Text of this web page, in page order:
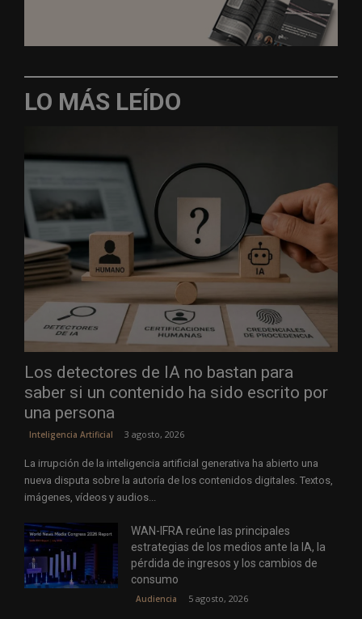
LO MÁS LEÍDO
Los detectores de IA no bastan para
saber si un contenido ha sido escrito por
una persona
Inteligencia Artificial 3 agosto, 2026
La irrupción de la inteligencia artificial generativa ha abierto una
nueva disputa sobre la autoría de los contenidos digitales. Textos,
imágenes, vídeos y audios...
WAN-IFRA reúne las principales
estrategias de los medios ante la IA, la
pérdida de ingresos y los cambios de
consumo
Audiencia 5 agosto, 2026